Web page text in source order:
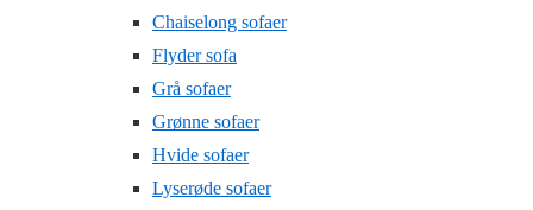
Chaiselong sofaer
Flyder sofa
Grå sofaer
Grønne sofaer
Hvide sofaer
Lyserøde sofaer